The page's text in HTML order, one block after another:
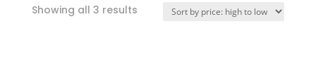
Showing all 3 results